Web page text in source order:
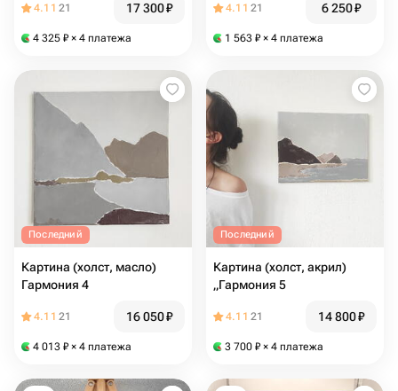
4.11 21 17 300₽
4 325 ₽ × 4 платежа
4.11 21 6 250₽
1 563 ₽ × 4 платежа
Последний
Картина (холст, масло)
Гармония 4
4.11 21 16 050₽
4 013 ₽ × 4 платежа
Последний
Картина (холст, акрил)
„Гармония 5
4.11 21 14 800₽
3 700 ₽ × 4 платежа